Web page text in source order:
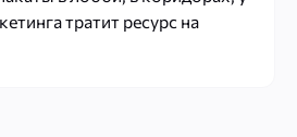
тратит ресурс на